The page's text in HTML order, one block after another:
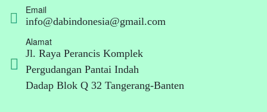
Email
info@dabindonesia@gmail.com
Alamat
Jl. Raya Perancis Komplek
Pergudangan Pantai Indah
Dadap Blok Q 32 Tangerang-Banten